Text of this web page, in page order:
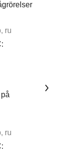
ru
ru